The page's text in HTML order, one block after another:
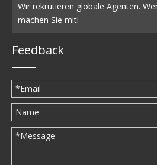
Wir rekrutieren globale Agenten.
machen Sie mit!
Feedback